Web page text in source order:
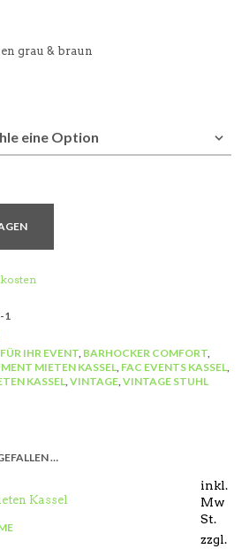
grau & braun
1
IHR EVENT, BARHOCKER COMFORT,
MIETEN KASSEL, FAC EVENTS KASSEL,
KASSEL,VINTAGE,VINTAGE STUHL
…
inkl.
Mw
St.
zzgl.